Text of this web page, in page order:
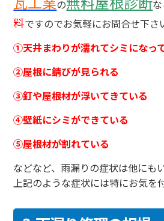
の
料ですのでお気軽にお問合せ下さ
①天井まわりが濡れてシミになっ
②屋根に錆びが見られる
③釘や屋根材が浮いてきている
④壁紙にシミができている
⑤屋根材が割れている
などなど、雨漏りの症状は他にも
上記のような症状には特にお気を